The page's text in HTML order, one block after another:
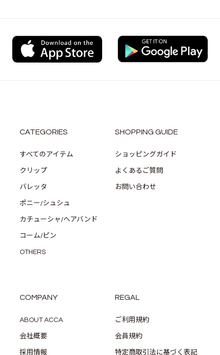
CATEGORIES
すべてのアイテム
クリップ
バレッタ
ポニー/シュシュ
カチューシャ/ヘアバンド
コーム/ピン
OTHERS
SHOPPING GUIDE
ショッピングガイド
よくあるご質問
お問い合わせ
COMPANY
ABOUT ACCA
会社概要
採用情報
REGAL
ご利用規約
会員規約
特定商取引法に基づく表記